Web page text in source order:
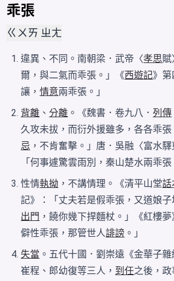
乖張
ㄍㄨㄞ ㄓㄤ
違異、不同。南朝梁．武帝〈孝思賦
爾，與二氣而乖張。」《西遊記》第
讓，情意兩乖張。」
背離 、分離 。《魏書．卷九八．列傳
久攻未拔，而衍外援雖多，各各乖
忌 ，不肯奮擊。」唐．吳融〈富水
「何事遽驚雲雨別，秦山楚水兩乖張
性情執拗 ，不講情理。《清平山堂話
記》：「丈夫若是假乖張，又道娘
出門 ，饒你幾下捍麵杖。」《紅樓
僻性乖張，那管世人誹謗 。」
失當 。五代十國．劉崇遠《金華子
崔程、郎幼復等三人， 到任之後，